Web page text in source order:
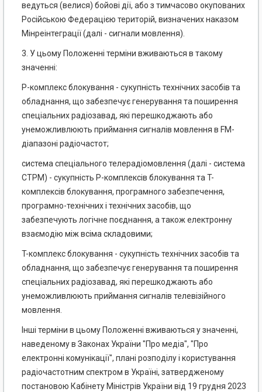
ведуться (велися) бойові дії, або з тимчасово окупованих
Російською Федерацією територій, визначених наказом
Мінреінтеграції (далі - сигнали мовлення).
3. У цьому Положенні терміни вживаються в такому
значенні:
P-комплекс блокування - сукупність технічних засобів та
обладнання, що забезпечує генерування та поширення
спеціальних радіозавад, які перешкоджають або
унеможливлюють приймання сигналів мовлення в FM-
діапазоні радіочастот;
система спеціального телерадіомовлення (далі - система
СТРМ) - сукупність P-комплексів блокування та T-
комплексів блокування, програмного забезпечення,
програмно-технічних і технічних засобів, що
забезпечують логічне поєднання, а також електронну
взаємодію між всіма складовими;
T-комплекс блокування - сукупність технічних засобів та
обладнання, що забезпечує генерування та поширення
спеціальних радіозавад, які перешкоджають або
унеможливлюють приймання сигналів телевізійного
мовлення.
Інші терміни в цьому Положенні вживаються у значенні,
наведеному в Законах України "Про медіа", "Про
електронні комунікації", плані розподілу і користування
радіочастотним спектром в Україні, затвердженому
постановою Кабінету Міністрів України від 19 грудня 2023